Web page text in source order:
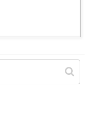
Wi-Fiのプロファイ